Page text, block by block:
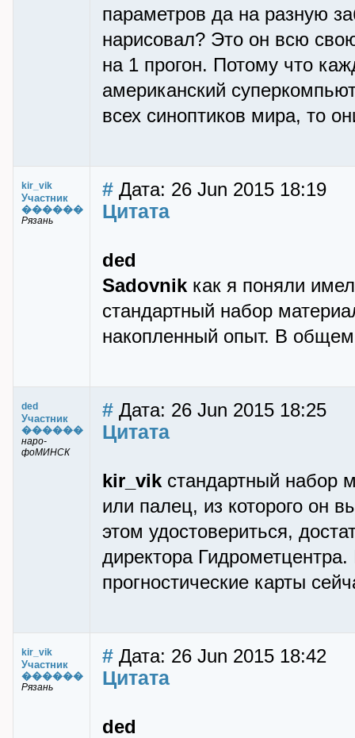
параметров да на разную
нарисовал? Это он всю
на 1 прогон. Потому что
американский
всех синоптиков мира, то
kir_vik
Участник
������
Рязань
# Дата: 26 Jun 2015 18:19
Цитата
ded
Sadovnik как я поняли
стандартный набор
накопленный опыт. В общем
ded
Участник
������
наро-
фоМИНСК
# Дата: 26 Jun 2015 18:25
Цитата
kir_vik стандартный набор
или палец, из которого он
этом удостовериться,
директора
прогностические карты
kir_vik
Участник
������
Рязань
# Дата: 26 Jun 2015 18:42
Цитата
ded